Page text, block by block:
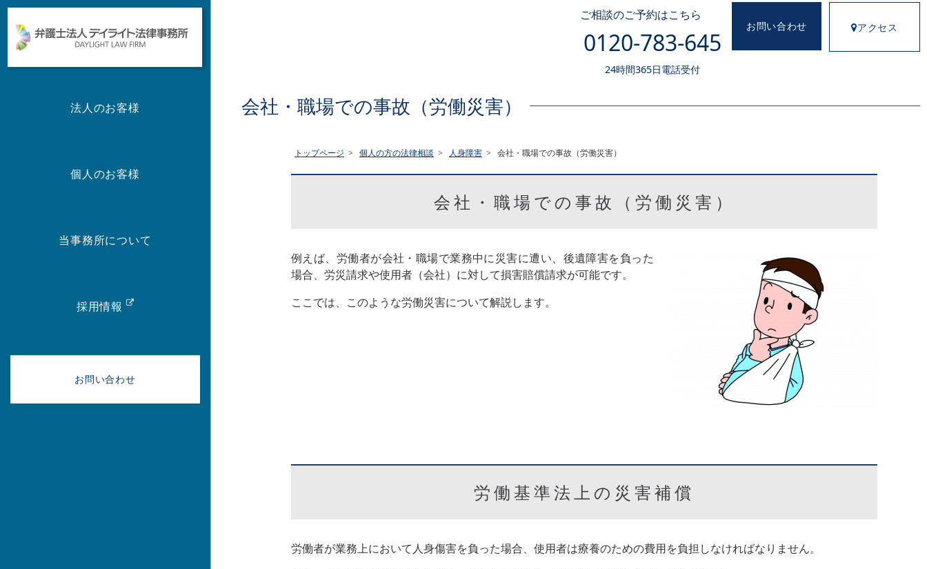
ご相談のご予約はこちら
0120-783-645
24時間365日電話受付
お問い合わせ アクセス
法人のお客様
個人のお客様
当事務所について
採用情報
お問い合わせ
会社・職場での事故（労働災害）
トップページ 個人の方の法律相談 人身障害 会社・職場での事故（労働災害）
会社・職場での事故（労働災害）
例えば、労働者が会社・職場で業務中に災害に遭い、後遺障害を負った
場合、労災請求や使用者（会社）に対して損害賠償請求が可能です。
ここでは、このような労働災害について解説します。
労働基準法上の災害補償
労働者が業務上において人身傷害を負った場合、使用者は療養のための費用を負担しなければなりません。